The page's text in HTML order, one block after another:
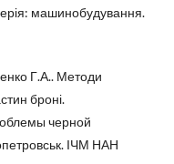
машинобудування.
Г.А.. Методи
броні.
черной
ІЧМ НАН